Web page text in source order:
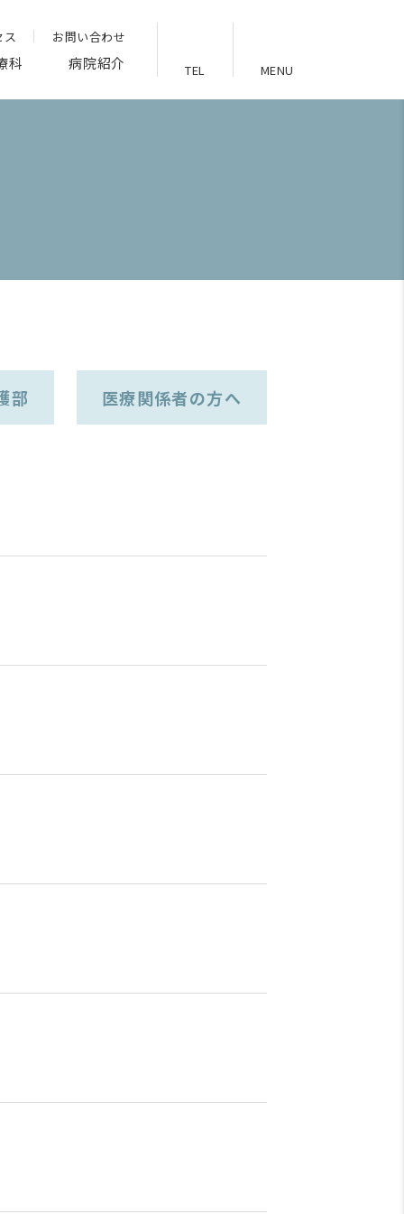
ス お問い合わせ
科 病院紹介 TEL MENU
部 医療関係者の方へ